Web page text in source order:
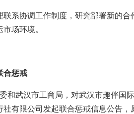
协调工作制度，研究部署新的合
场环境。
惩戒
武汉市工商局，对武汉市趣伴国
有限公司发起联合惩戒信息公告，